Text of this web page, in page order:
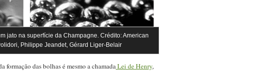
jato na superfície da Champagne. Crédito: American
Philippe Jeandet, Gérard Liger-Belair
formação das bolhas é mesmo a chamadaLei de Henry,